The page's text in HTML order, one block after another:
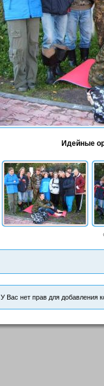
Идейные
У Вас нет прав для добавления